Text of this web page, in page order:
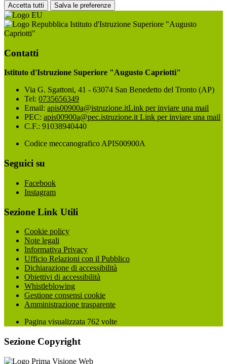
Accetta tutti Salva le preferenze
Istituto d'Istruzione Superiore "Augusto
Capriotti"
Contatti
Istituto d'Istruzione Superiore "Augusto Capriotti"
Via G. Sgattoni, 41 - 63074 San Benedetto del Tronto (AP)
Tel: 0735656349
Email: apis00900a@istruzione.itLink per inviare una mail
PEC: apis00900a@pec.istruzione.itLink per inviare una mail
C.F.: 91038940440
Codice meccanografico APIS00900A
Seguici su
Facebook
Instagram
Sezione Link Utili
Cookie policy
Note legali
Informativa Privacy
Ufficio Relazioni con il Pubblico
Dichiarazione di accessibilità
Obiettivi di accessibilità
Whistleblowing
Gestione consensi cookie
Amministrazione trasparente
Pagina visualizzata 762 volte
Sezione Copyright